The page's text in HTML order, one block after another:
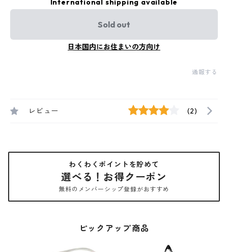
International shipping available
Sold out
日本国内にお住まいの方向け
通報する
レビュー (2)
わくわくポイントを貯めて
選べる！お得クーポン
無料のメンバーシップ登録がおすすめ
ピックアップ商品